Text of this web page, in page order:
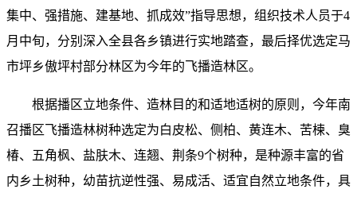
集中、强措施、建基地、抓成效”指导思想，组织技术人员于4
月中旬，分别深入全县各乡镇进行实地踏查，最后择优选定马
市坪乡傲坪村部分林区为今年的飞播造林区。
根据播区立地条件、造林目的和适地适树的原则，今年南
召播区飞播造林树种选定为白皮松、侧柏、黄连木、苦楝、臭
椿、五角枫、盐肤木、连翘、荆条9个树种，是种源丰富的省
内乡土树种，幼苗抗逆性强、易成活、适宜自然立地条件，具